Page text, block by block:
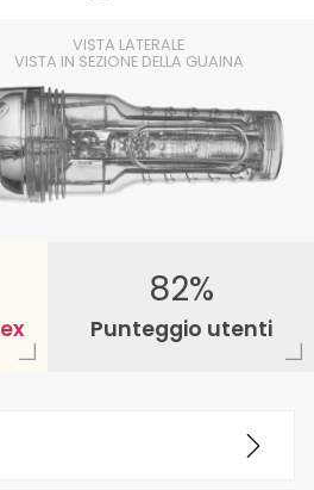
VISTA LATERALE
VISTA IN SEZIONE DELLA GUAINA
ex
82%
Punteggio utenti